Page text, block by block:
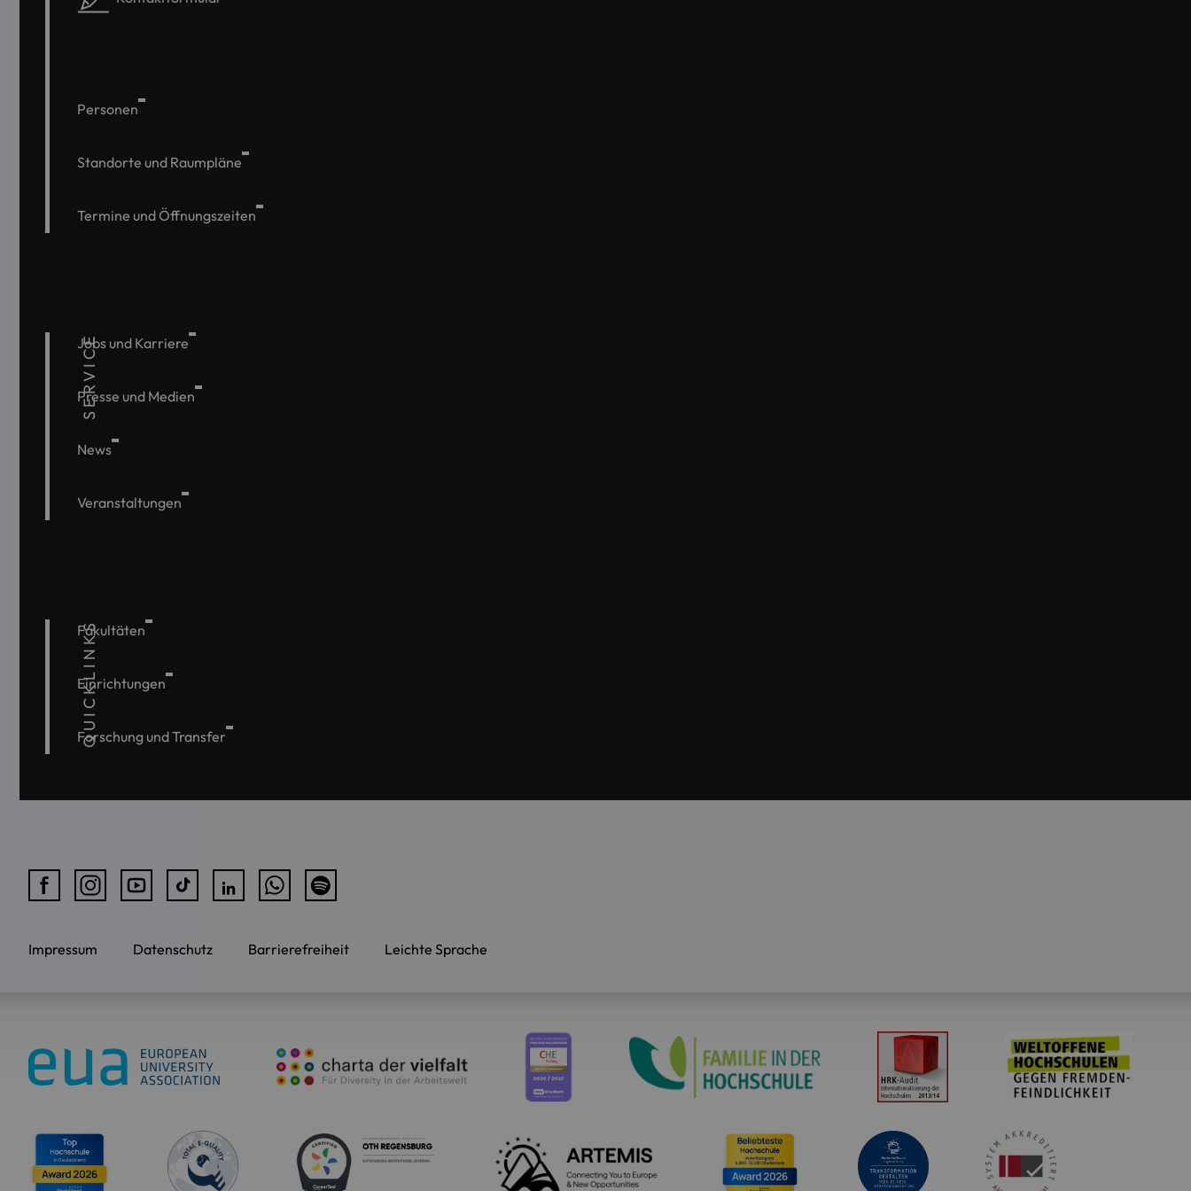
Personen
Standorte und Raumpläne
Termine und Öffnungszeiten
SERVICE
Jobs und Karriere
Presse und Medien
News
Veranstaltungen
QUICKLINKS
Fakultäten
Einrichtungen
Forschung und Transfer
Impressum Datenschutz Barrierefreiheit Leichte Sprache